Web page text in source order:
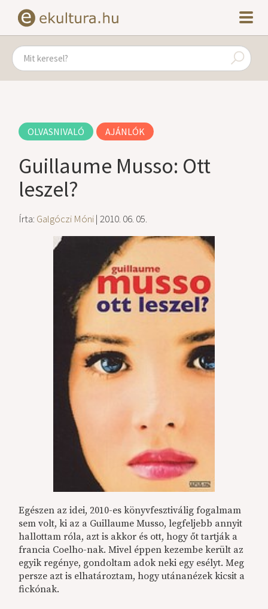
OLVASNIVALÓ AJÁNLÓK
Guillaume Musso: Ott
leszel?
Írta: Galgóczi Móni| 2010. 06. 05.
Egészen az idei, 2010-es könyvfesztiválig fogalmam
sem volt, ki az a Guillaume Musso, legfeljebb annyit
hallottam róla, azt is akkor és ott, hogy őt tartják a
francia Coelho-nak. Mivel éppen kezembe került az
egyik regénye, gondoltam adok neki egy esélyt. Meg
persze azt is elhatároztam, hogy utánanézek kicsit a
fickónak.